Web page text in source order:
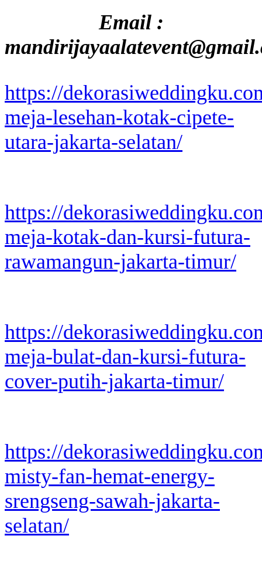
Email :
https://
meja-lesehan-kotak-cipete-
utara-jakarta-selatan/
https://
meja-kotak-dan-kursi-futura-
rawamangun-jakarta-timur/
https://
meja-bulat-dan-kursi-futura-
cover-putih-jakarta-timur/
https://
misty-fan-hemat-energy-
srengseng-sawah-jakarta-
selatan/